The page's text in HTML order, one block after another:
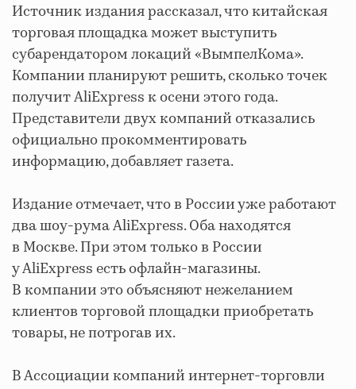
Источник издания рассказал, что китайская
торговая площадка может выступить
субарендатором локаций «ВымпелКома».
Компании планируют решить, сколько точек
получит AliExpress к осени этого года.
Представители двух компаний отказались
официально прокомментировать
информацию, добавляет газета.
Издание отмечает, что в России уже работают
два шоу-рума AliExpress. Оба находятся
в Москве. При этом только в России
у AliExpress есть офлайн-магазины.
В компании это объясняют нежеланием
клиентов торговой площадки приобретать
товары, не потрогав их.
В Ассоциации компаний интернет-торговли